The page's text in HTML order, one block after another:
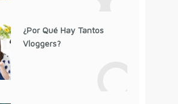
¿Por Qué Hay Tantos
Vloggers?